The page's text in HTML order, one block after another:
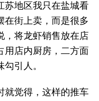
苏地区我只在盐城看
在街上卖，而是很多
，将龙虾销售放在店
用店内厨房，二方面
引人。
就觉得，这样的推车